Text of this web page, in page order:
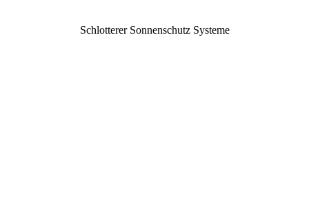
Schlot­te­rer Son­nen­schutz Systeme